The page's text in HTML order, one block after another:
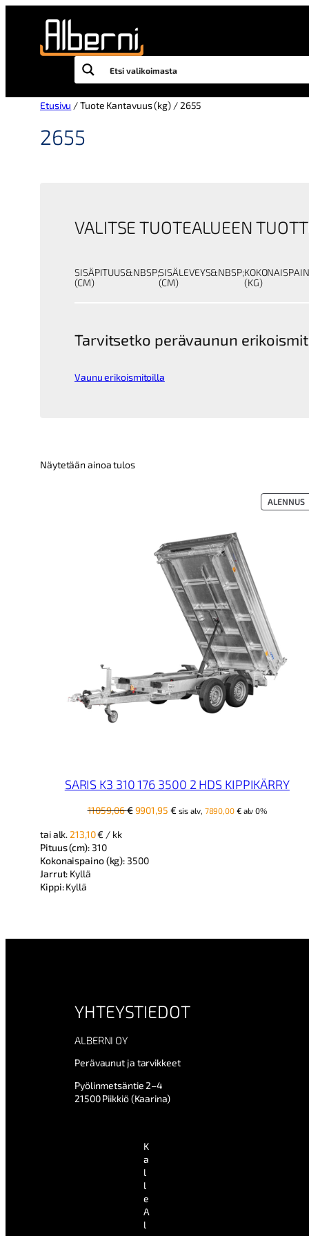
Etusivu / Tuote Kantavuus (kg) / 2655
2655
VALITSE TUOTEALUEEN
SISÄPITUUS&NBSP;
(CM)
SISÄLEVEYS&NBSP;
(CM)
(KG)
Tarvitsetko perävaunun
Vaunu erikoismitoilla
Näytetään ainoa tulos
ALENNUS
SARIS K3 310 176 3500 2 HDS KIPPIKÄRRY
11059,06€Alkuperäinen
9901,95 €Nykyinen
sis alv, 7890,00 €alv 0%
tai alk. 213,10€ / kk
Pituus (cm): 310
Kokonaispaino (kg): 3500
Jarrut: Kyllä
Kippi:Kyllä
YHTEYSTIEDOT
ALBERNI OY
Perävaunut ja tarvikkeet
Pyölinmetsäntie 2–4
21500 Piikkiö (Kaarina)
K
a
l
l
e
A
l